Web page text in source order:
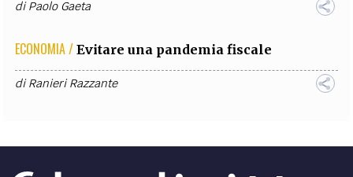
diPaolo Gaeta
ECONOMIA / Evitare una pandemia fiscale
diRanieri Razzante